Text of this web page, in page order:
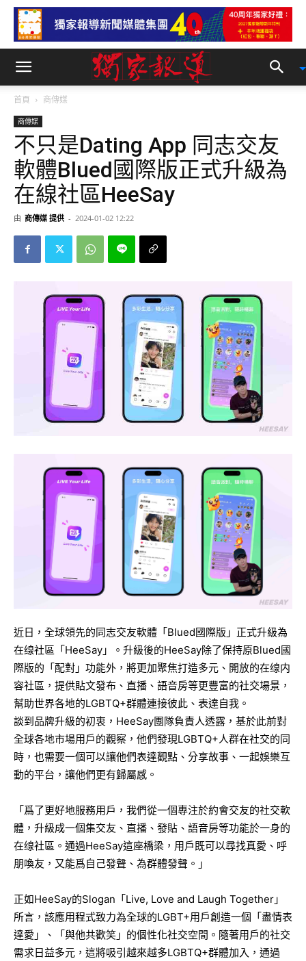
首頁 商傳媒
商傳媒
不只是Dating App 同志交友
軟體Blued國際版正式升級為
在線社區HeeSay
由 商傳媒 提供 - 2024-01-02 12:22
近日，全球領先的同志交友軟體「Blued國際版」正式升級為
在缐社區「HeeSay」。升級後的HeeSay除了保持原Blued國
際版的「配對」功能外，將更加聚焦打造多元、開放的在缐内
容社區，提供貼文發布、直播、語音房等更豐富的社交場景，
幫助世界各地的LGBTQ+群體連接彼此、表達自我。
談到品牌升級的初衷，HeeSay團隊負責人透露，基於此前對
全球各地市場用戶的觀察，他們發現LGBTQ+人群在社交的同
時，也需要一個可以讓他們表達觀點、分享故事、一起娛樂互
動的平台，讓他們更有歸屬感。
「爲了更好地服務用戶，我們從一個專注於約會交友的社交軟
體，升級成一個集交友、直播、發貼、語音房等功能於一身的
在缐社區。通過HeeSay這座橋梁，用戶既可以尋找真愛、呼
朋喚友，又能爲自己發聲、為群體發聲。」
正如HeeSay的Slogan「Live, Love and Laugh Together」
所言，該應用程式致力為全球的LGBT+用戶創造一個「盡情表
達愛」、「與他共歡笑」的個性化社交空間。隨著用戶的社交
需求日益多元，這將吸引越來越多LGBTQ+群體加入，通過